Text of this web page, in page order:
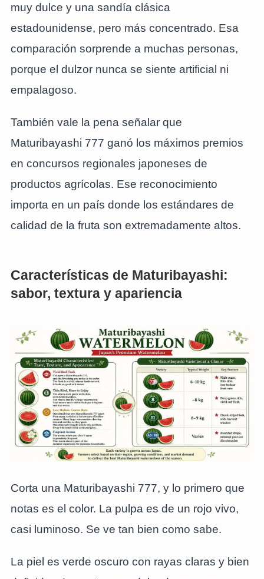
muy dulce y una sandía clásica
estadounidense, pero más concentrado. Esa
comparación sorprende a muchas personas,
porque el dulzor nunca se siente artificial ni
empalagoso.
También vale la pena señalar que
Maturibayashi 777 ganó los máximos premios
en concursos regionales japoneses de
productos agrícolas. Ese reconocimiento
importa en un país donde los estándares de
calidad de la fruta son extremadamente altos.
Características de Maturibayashi:
sabor, textura y apariencia
Corta una Maturibayashi 777, y lo primero que
notas es el color. La pulpa es de un rojo vivo,
casi luminoso. Se ve tan bien como sabe.
La piel es verde oscuro con rayas claras y bien